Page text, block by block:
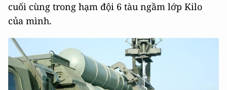
cuối cùng trong hạm đội 6 tàu ngầm lớp Kilo
của mình.